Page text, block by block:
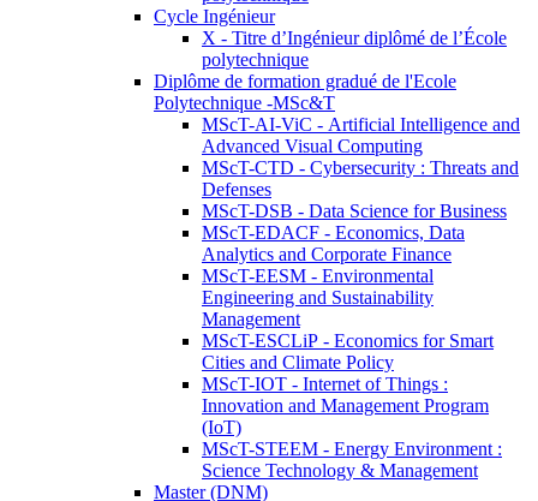
Cycle Ingénieur
X - Titre d’Ingénieur diplômé de l’École
polytechnique
Diplôme de formation gradué de l'Ecole
Polytechnique -MSc&T
MScT-AI-ViC - Artificial Intelligence and
Advanced Visual Computing
MScT-CTD - Cybersecurity : Threats and
Defenses
MScT-DSB - Data Science for Business
MScT-EDACF - Economics, Data
Analytics and Corporate Finance
MScT-EESM - Environmental
Engineering and Sustainability
Management
MScT-ESCLiP - Economics for Smart
Cities and Climate Policy
MScT-IOT - Internet of Things :
Innovation and Management Program
(IoT)
MScT-STEEM - Energy Environment :
Science Technology & Management
Master (DNM)